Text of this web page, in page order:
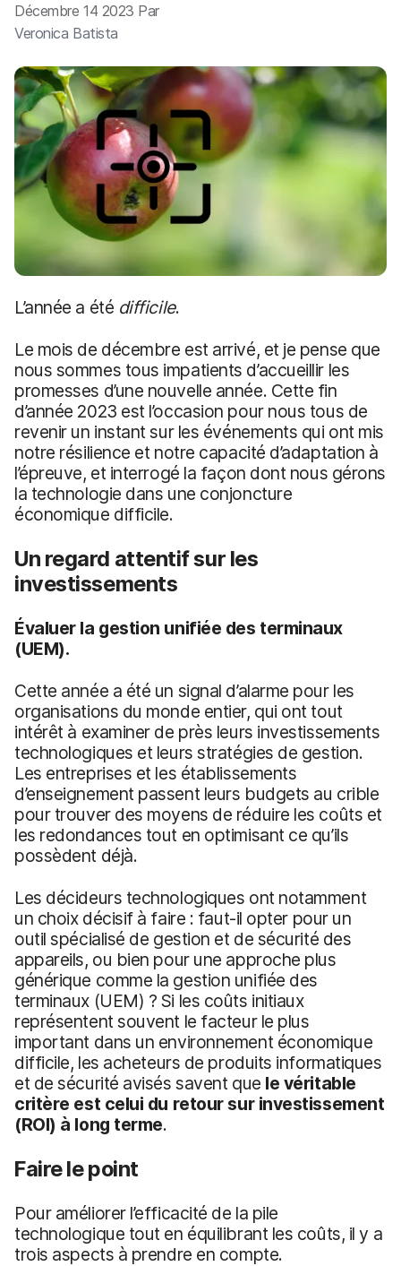
a
l
Décembre 14 2023 Par
Veronica Batista
L’année a été difficile.
Le mois de décembre est arrivé, et je pense que
nous sommes tous impatients d’accueillir les
promesses d’une nouvelle année. Cette fin
d’année 2023 est l’occasion pour nous tous de
revenir un instant sur les événements qui ont mis
notre résilience et notre capacité d’adaptation à
l’épreuve, et interrogé la façon dont nous gérons
la technologie dans une conjoncture
économique difficile.
Un regard attentif sur les
investissements
Évaluer la gestion unifiée des terminaux
(UEM).
Cette année a été un signal d’alarme pour les
organisations du monde entier, qui ont tout
intérêt à examiner de près leurs investissements
technologiques et leurs stratégies de gestion.
Les entreprises et les établissements
d’enseignement passent leurs budgets au crible
pour trouver des moyens de réduire les coûts et
les redondances tout en optimisant ce qu’ils
possèdent déjà.
Les décideurs technologiques ont notamment
un choix décisif à faire : faut-il opter pour un
outil spécialisé de gestion et de sécurité des
appareils, ou bien pour une approche plus
générique comme la gestion unifiée des
terminaux (UEM) ? Si les coûts initiaux
représentent souvent le facteur le plus
important dans un environnement économique
difficile, les acheteurs de produits informatiques
et de sécurité avisés savent que le véritable
critère est celui du retour sur investissement
(ROI) à long terme.
Faire le point
Pour améliorer l’efficacité de la pile
technologique tout en équilibrant les coûts, il y a
trois aspects à prendre en compte.